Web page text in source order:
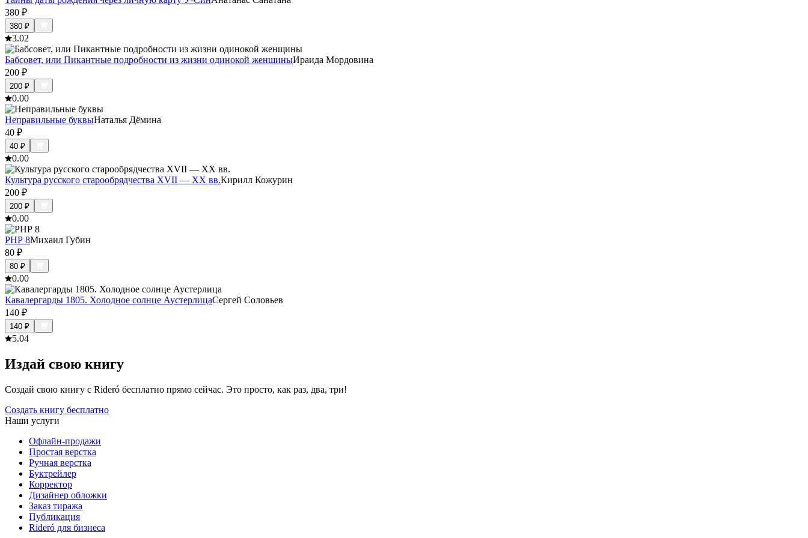
380 ₽
380 ₽
3.02
Бабсовет, или Пикантные подробности из жизни одинокой женщиныИраида Мордовина
200 ₽
200 ₽
0.00
Неправильные буквыНаталья Дёмина
40 ₽
40 ₽
0.00
Культура русского старообрядчества XVII — XX вв.Кирилл Кожурин
200 ₽
200 ₽
0.00
PHP 8Михаил Губин
80 ₽
80 ₽
0.00
Кавалергарды 1805. Холодное солнце АустерлицаСергей Соловьев
140 ₽
140 ₽
5.04
Издай свою книгу
Создай свою книгу с Rideró бесплатно прямо сейчас. Это просто, как раз, два, три!
Создать книгу бесплатно
Наши услуги
Офлайн-продажи
Простая верстка
Ручная верстка
Буктрейлер
Корректор
Дизайнер обложки
Заказ тиража
Публикация
Rideró для бизнеса